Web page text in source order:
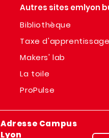
Autres sites emlyon
Bibliothèque
Taxe d'apprentissage
Makers' lab
La toile
ProPulse
Adresse Campus
Lyon